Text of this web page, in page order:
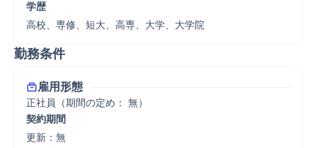
学歴
高校、専修、短大、高専、大学、大学院
勤務条件
雇用形態
正社員（期間の定め： 無）
契約期間
更新：無